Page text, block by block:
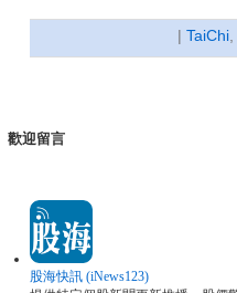
| TaiChi,
歡迎留言
股海快訊 (iNews123)